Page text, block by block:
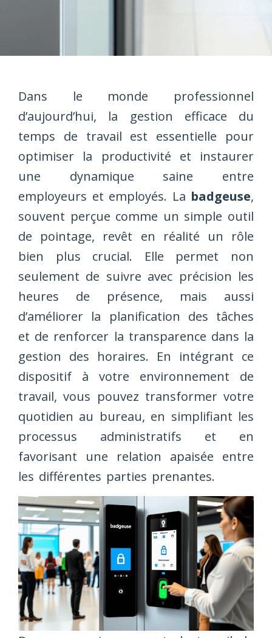
Dans le monde professionnel
d’aujourd’hui, la gestion efficace du
temps de travail est essentielle pour
optimiser la productivité et instaurer
une dynamique saine entre
employeurs et employés. La badgeuse,
souvent perçue comme un simple outil
de pointage, revêt en réalité un rôle
bien plus crucial. Elle permet non
seulement de suivre avec précision les
heures de présence, mais aussi
d’améliorer la planification des tâches
et de renforcer la transparence dans la
gestion des horaires. En intégrant ce
dispositif à votre environnement de
travail, vous pouvez transformer votre
quotidien au bureau, en simplifiant les
processus administratifs et en
favorisant une relation apaisée entre
les différentes parties prenantes.